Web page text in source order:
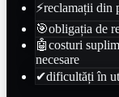
⚡reclamații din
🎯obligația de
🤖costuri
necesare
✔dificultăți în